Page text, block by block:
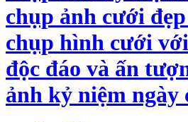
chụp ảnh cưới
chụp hình cưới
độc đáo và ấn
ảnh kỷ niệm ngày